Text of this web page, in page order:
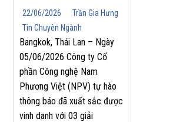
GIẢI THƯỞNG DANH
GIÁ TẠI YASKAWA
ASEAN PARTNERS’
APPRECIATION MEET
2026
22/06/2026
Trần Gia Hưng
Tin Chuyên Ngành
Bangkok, Thái Lan – Ngày
05/06/2026 Công ty Cổ
phần Công nghệ Nam
Phương Việt (NPV) tự hào
thông báo đã xuất sắc được
vinh danh với 03 giải